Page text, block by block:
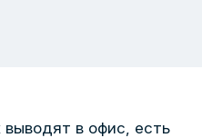
выводят в офис, есть